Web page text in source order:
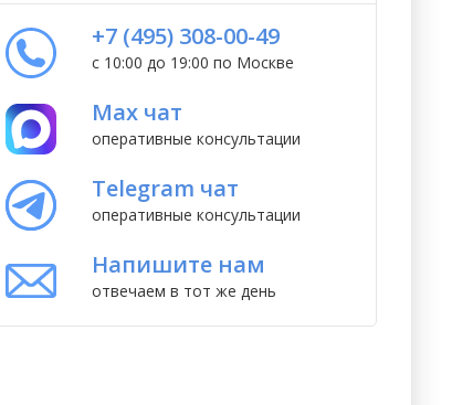
+7 (495) 308-00-49
с 10:00 до 19:00 по Москве
Max чат
оперативные консультации
Telegram чат
оперативные консультации
Напишите нам
отвечаем в тот же день